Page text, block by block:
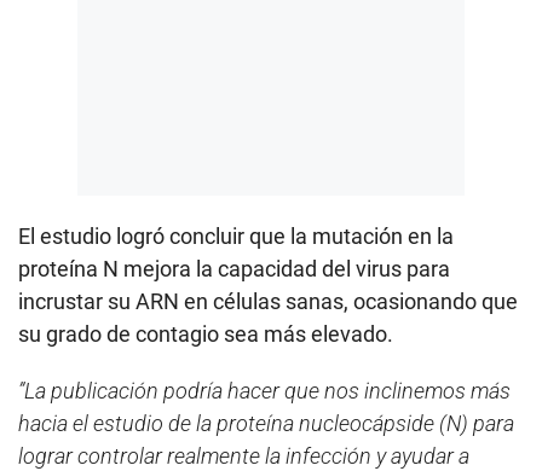
El estudio logró concluir que la mutación en la
proteína N mejora la capacidad del virus para
incrustar su ARN en células sanas, ocasionando que
su grado de contagio sea más elevado.
”La publicación podría hacer que nos inclinemos más
hacia el estudio de la proteína nucleocápside (N) para
lograr controlar realmente la infección y ayudar a